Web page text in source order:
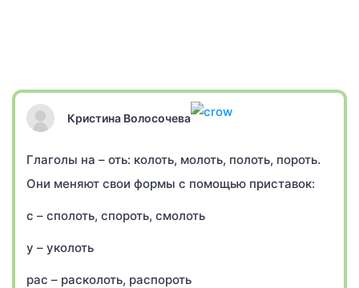
Кристина Волосочева
Глаголы на – оть: колоть, молоть, полоть, пороть.
Они меняют свои формы с помощью приставок:
с – сполоть, спороть, смолоть
у – уколоть
рас – расколоть, распороть